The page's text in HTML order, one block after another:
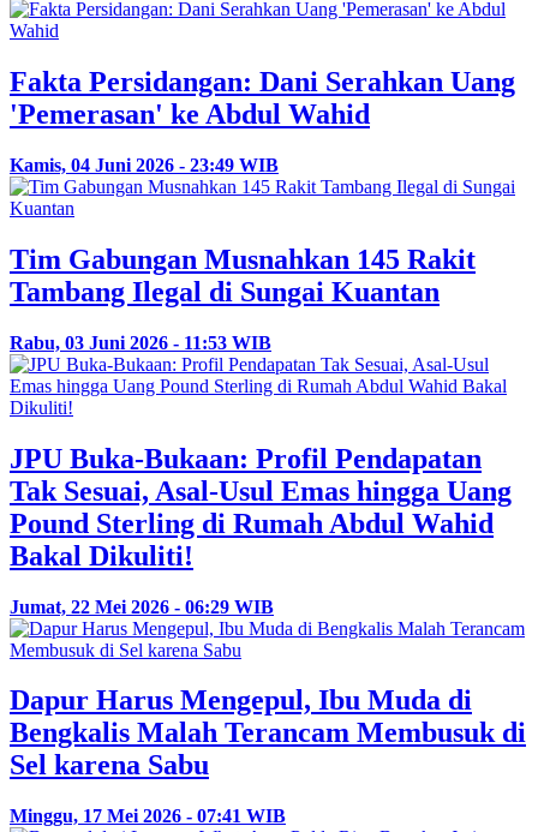
Fakta Persidangan: Dani Serahkan Uang
'Pemerasan' ke Abdul Wahid
Kamis, 04 Juni 2026 - 23:49 WIB
Tim Gabungan Musnahkan 145 Rakit
Tambang Ilegal di Sungai Kuantan
Rabu, 03 Juni 2026 - 11:53 WIB
JPU Buka-Bukaan: Profil Pendapatan
Tak Sesuai, Asal-Usul Emas hingga Uang
Pound Sterling di Rumah Abdul Wahid
Bakal Dikuliti!
Jumat, 22 Mei 2026 - 06:29 WIB
Dapur Harus Mengepul, Ibu Muda di
Bengkalis Malah Terancam Membusuk di
Sel karena Sabu
Minggu, 17 Mei 2026 - 07:41 WIB